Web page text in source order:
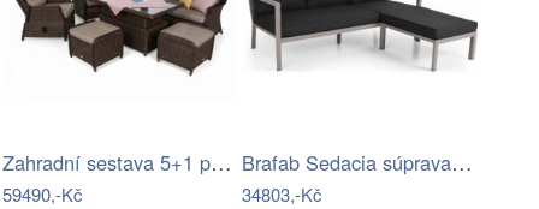
Zahradní sestava 5+1 polyratan / látka
59490,-Kč
Brafab Sedacia súprava DELIA Mdum
34803,-Kč